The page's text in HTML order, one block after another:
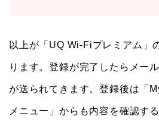
以上が「UQ Wi-Fiプレミアム」
ります。登録が完了したらメー
が送られてきます。登録後は「
メニュー」からも内容を確認す